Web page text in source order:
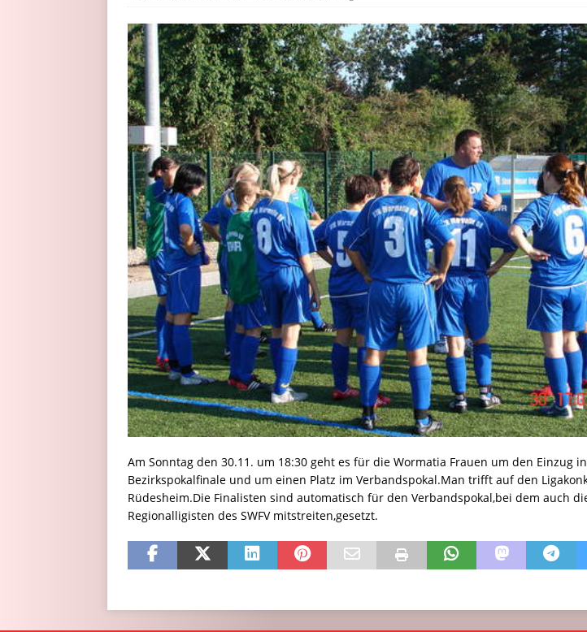
Am Sonntag den 30.11. um 18:30 geht es für die Wormatia Frauen um den Einzug
Bezirkspokalfinale und um einen Platz im Verbandspokal.Man trifft auf den
Rüdesheim.Die Finalisten sind automatisch für den Verbandspokal,bei dem auch
Regionalligisten des SWFV mitstreiten,gesetzt.